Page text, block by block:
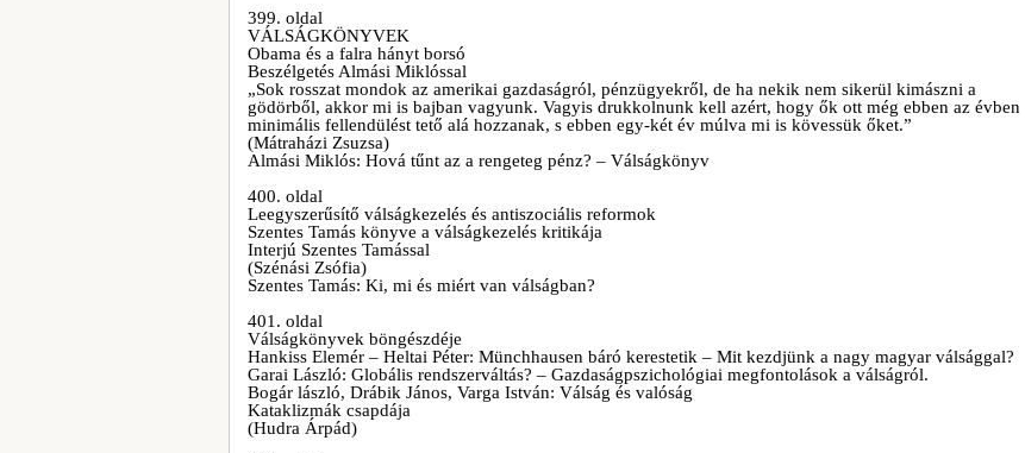
399. oldal
VÁLSÁGKÖNYVEK
Obama és a falra hányt borsó
Beszélgetés Almási Miklóssal
„Sok rosszat mondok az amerikai gazdaságról, pénzügyekről, de ha nekik nem sikerül kimászni a
gödörből, akkor mi is bajban vagyunk. Vagyis drukkolnunk kell azért, hogy ők ott még ebben az évben
minimális fellendülést tető alá hozzanak, s ebben egy-két év múlva mi is kövessük őket.”
(Mátraházi Zsuzsa)
Almási Miklós: Hová tűnt az a rengeteg pénz? – Válságkönyv
400. oldal
Leegyszerűsítő válságkezelés és antiszociális reformok
Szentes Tamás könyve a válságkezelés kritikája
Interjú Szentes Tamással
(Szénási Zsófia)
Szentes Tamás: Ki, mi és miért van válságban?
401. oldal
Válságkönyvek böngészdéje
Hankiss Elemér – Heltai Péter: Münchhausen báró kerestetik – Mit kezdjünk a nagy magyar válsággal?
Garai László: Globális rendszerváltás? – Gazdaságpszichológiai megfontolások a válságról.
Bogár lászló, Drábik János, Varga István: Válság és valóság
Kataklizmák csapdája
(Hudra Árpád)